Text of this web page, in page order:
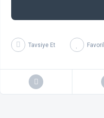
Tavsiye Et